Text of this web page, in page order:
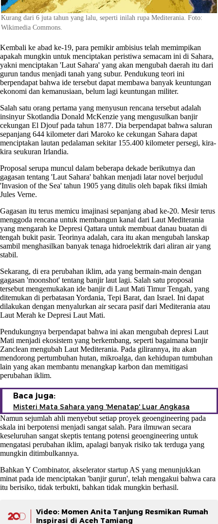
Kurang dari 6 juta tahun yang lalu, seperti inilah rupa Mediterania. Foto:
Wikimedia Commons.
Kembali ke abad ke-19, para pemikir ambisius telah memimpikan
apakah mungkin untuk menciptakan peristiwa semacam ini di Sahara,
yakni menciptakan 'Laut Sahara' yang akan mengubah daerah itu dari
gurun tandus menjadi tanah yang subur. Pendukung teori ini
berpendapat bahwa ide tersebut dapat membawa banyak keuntungan
ekonomi dan kemanusiaan, belum lagi keuntungan militer.
Salah satu orang pertama yang menyusun rencana tersebut adalah
insinyur Skotlandia Donald McKenzie yang mengusulkan banjir
cekungan El Djouf pada tahun 1877. Dia berpendapat bahwa saluran
sepanjang 644 kilometer dari Maroko ke cekungan Sahara dapat
menciptakan lautan pedalaman sekitar 155.400 kilometer persegi, kira-
kira seukuran Irlandia.
Proposal serupa muncul dalam beberapa dekade berikutnya dan
gagasan tentang 'Laut Sahara' bahkan menjadi latar novel berjudul
'Invasion of the Sea' tahun 1905 yang ditulis oleh bapak fiksi ilmiah
Jules Verne.
Gagasan itu terus memicu imajinasi sepanjang abad ke-20. Mesir terus
menggoda rencana untuk membangun kanal dari Laut Mediterania
yang mengarah ke Depresi Qattara untuk membuat danau buatan di
tengah bukit pasir. Teorinya adalah, cara itu akan mengubah lanskap
sambil menghasilkan banyak tenaga hidroelektrik dari aliran air yang
stabil.
Sekarang, di era perubahan iklim, ada yang bermain-main dengan
gagasan 'moonshot' tentang banjir laut lagi. Salah satu proposal
tersebut mengemukakan ide banjir di Laut Mati Timur Tengah, yang
ditemukan di perbatasan Yordania, Tepi Barat, dan Israel. Ini dapat
dilakukan dengan menyalurkan air secara pasif dari Mediterania atau
Laut Merah ke Depresi Laut Mati.
Pendukungnya berpendapat bahwa ini akan mengubah depresi Laut
Mati menjadi ekosistem yang berkembang, seperti bagaimana banjir
Zanclean mengubah Laut Mediterania. Pada gilirannya, itu akan
mendorong pertumbuhan hutan, mikroalga, dan kehidupan tumbuhan
lain yang akan membantu menangkap karbon dan memitigasi
perubahan iklim.
Baca juga:
Misteri Mata Sahara yang 'Menatap' Luar Angkasa
Namun sejumlah ahli menyebut setiap proyek geoengineering pada
skala ini berpotensi menjadi sangat salah. Para ilmuwan secara
keseluruhan sangat skeptis tentang potensi geoengineering untuk
mengatasi perubahan iklim, apalagi banyak risiko tak terduga yang
mungkin ditimbulkannya.
Bahkan Y Combinator, akselerator startup AS yang menunjukkan
minat pada ide menciptakan 'banjir gurun', telah mengakui bahwa cara
itu berisiko, tidak terbukti, bahkan tidak mungkin berhasil.
Video: Momen Anita Tanjung Resmikan Rumah
Inspirasi di Aceh Tamiang